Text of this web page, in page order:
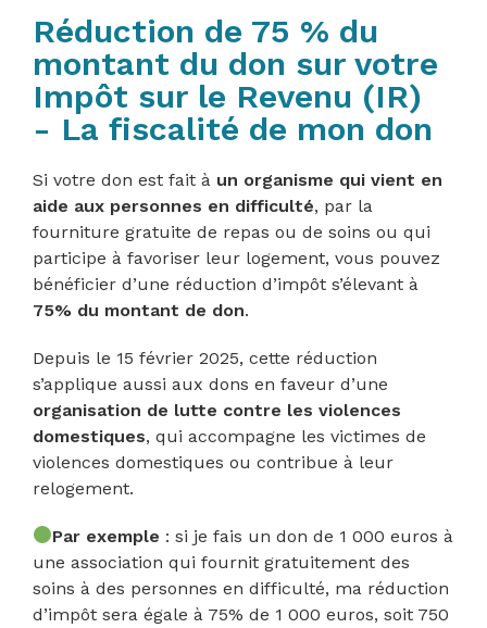
Réduction de 75 % du
montant du don sur votre
Impôt sur le Revenu (IR)
- La fiscalité de mon don
Si votre don est fait à un organisme qui vient en
aide aux personnes en difficulté, par la
fourniture gratuite de repas ou de soins ou qui
participe à favoriser leur logement, vous pouvez
bénéficier d’une réduction d’impôt s’élevant à
75% du montant de don.
Depuis le 15 février 2025, cette réduction
s’applique aussi aux dons en faveur d’une
organisation de lutte contre les violences
domestiques, qui accompagne les victimes de
violences domestiques ou contribue à leur
relogement.
Par exemple : si je fais un don de 1 000 euros à
une association qui fournit gratuitement des
soins à des personnes en difficulté, ma réduction
d’impôt sera égale à 75% de 1 000 euros, soit 750